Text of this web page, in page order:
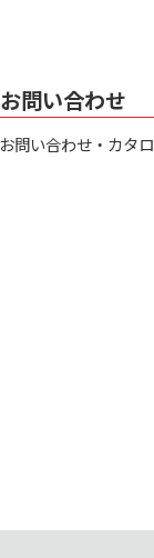
お問い合わせ
お問い合わせ・カタ